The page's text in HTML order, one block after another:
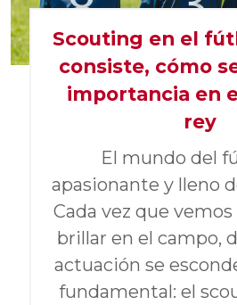
Scouting en el
consiste, cómo
importancia en
rey
El mundo del
apasionante y lleno
Cada vez que
brillar en el campo,
actuación se
fundamental: el